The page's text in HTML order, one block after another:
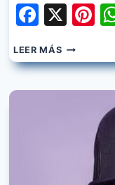
X
LEER MÁSDANNY
OCEAN
–